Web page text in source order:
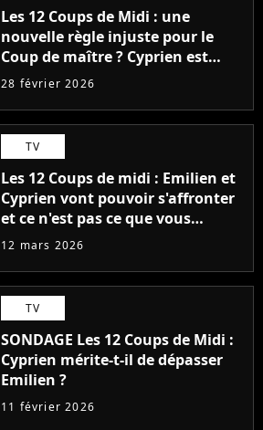
Les 12 Coups de Midi : une
nouvelle règle injuste pour le
Coup de maître ? Cyprien est
déçu, "C'est très bas"
28 février 2026
TV
Les 12 Coups de midi : Emilien et
Cyprien vont pouvoir s'affronter
et ce n'est pas ce que vous
pensez
12 mars 2026
TV
SONDAGE Les 12 Coups de Midi :
Cyprien mérite-t-il de dépasser
Emilien ?
11 février 2026